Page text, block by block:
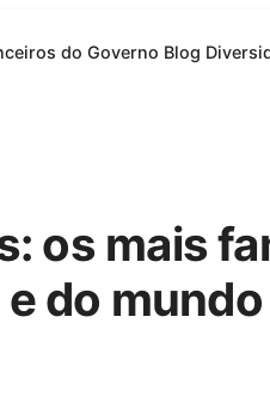
do Governo Blog
os mais
e do mundo